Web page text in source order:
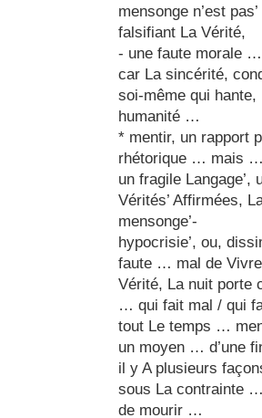
mensonge n’est
falsifiant La Vérité,
- une faute morale
car La sincérité,
soi-même qui
humanité …
* mentir, un rapport
rhétorique … mais …
un fragile Langage’,
Vérités’ Affirmées,
mensonge’-
hypocrisie’, ou,
faute … mal de
Vérité, La nuit
… qui fait mal / qui
tout Le temps …
un moyen … d’une
il y A plusieurs
sous La contrainte
de mourir …